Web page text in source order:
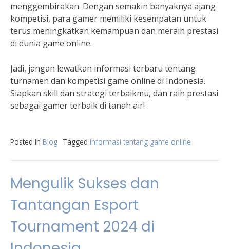
menggembirakan. Dengan semakin banyaknya ajang
kompetisi, para gamer memiliki kesempatan untuk
terus meningkatkan kemampuan dan meraih prestasi
di dunia game online.
Jadi, jangan lewatkan informasi terbaru tentang
turnamen dan kompetisi game online di Indonesia.
Siapkan skill dan strategi terbaikmu, dan raih prestasi
sebagai gamer terbaik di tanah air!
Posted in Blog Tagged informasi tentang game online
Mengulik Sukses dan
Tantangan Esport
Tournament 2024 di